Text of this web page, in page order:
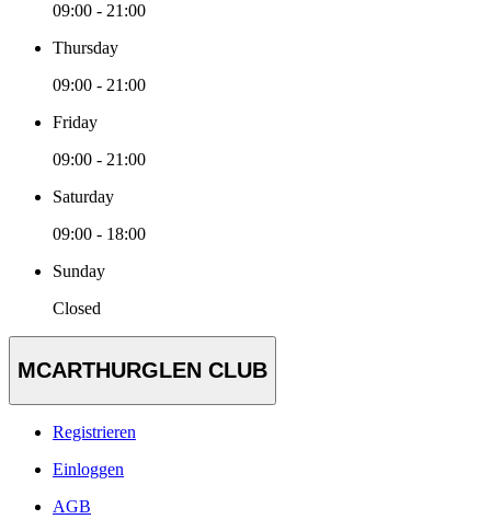
09:00 - 21:00
Thursday
09:00 - 21:00
Friday
09:00 - 21:00
Saturday
09:00 - 18:00
Sunday
Closed
MCARTHURGLEN CLUB
Registrieren
Einloggen
AGB